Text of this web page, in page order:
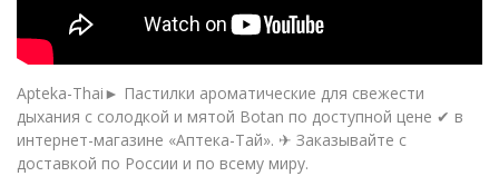
Apteka-Thai► Пастилки ароматические для свежести
дыхания с солодкой и мятой Botan по доступной цене ✔ в
интернет-магазине «Аптека-Тай». ✈ Заказывайте с
доставкой по России и по всему миру.